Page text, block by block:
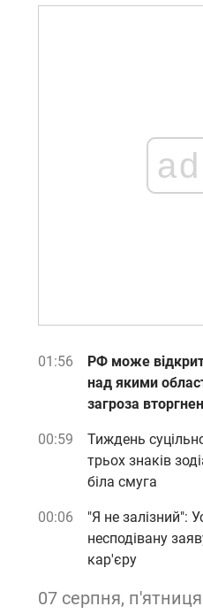
ad
01:56
РФ може
над якими
загроза
00:59
Тиждень
трьох знаків
біла смуга
00:06
"Я не залізний":
несподівану
кар'єру
07 серпня, п'ятниця